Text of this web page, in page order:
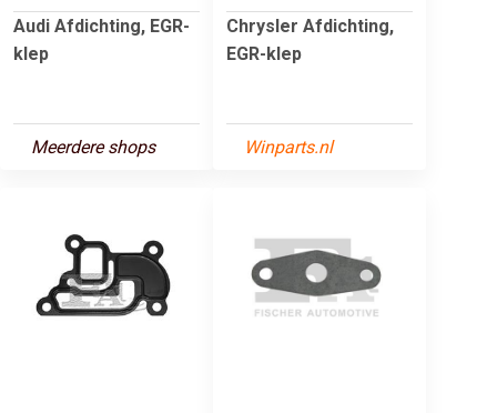
Audi Afdichting, EGR-
klep
Meerdere shops
Chrysler Afdichting,
EGR-klep
Winparts.nl